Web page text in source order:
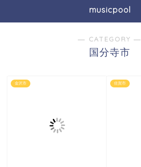
musicpool
― CATEGORY ―
国分寺市
金沢市 佐賀市